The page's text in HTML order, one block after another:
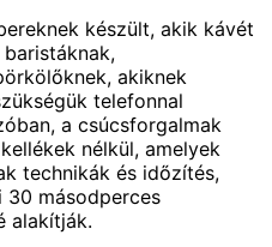
készült, akik kávét
akiknek
telefonnal
a csúcsforgalmak
nélkül, amelyek
technikák és időzítés,
másodperces
alakítják.